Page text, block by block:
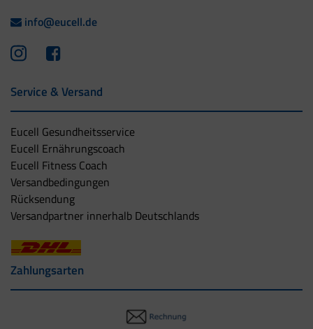
info@eucell.de
Service & Versand
Eucell Gesundheitsservice
Eucell Ernährungscoach
Eucell Fitness Coach
Versandbedingungen
Rücksendung
Versandpartner innerhalb Deutschlands
Zahlungsarten